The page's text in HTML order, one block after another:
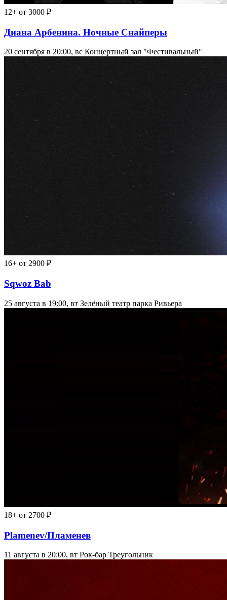
12+ от 3000 ₽
Диана Арбенина. Ночные Снайперы
20 сентября в 20:00, вс Концертный зал "Фестивальный"
16+ от 2900 ₽
Sqwoz Bab
25 августа в 19:00, вт Зелёный театр парка Ривьера
18+ от 2700 ₽
Plamenev/Пламенев
11 августа в 20:00, вт Рок-бар Треугольник